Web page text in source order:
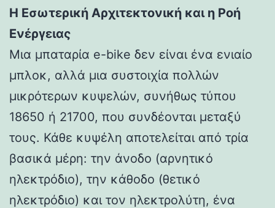
Η Εσωτερική Αρχιτεκτονική και η Ροή
Ενέργειας
Μια μπαταρία e-bike δεν είναι ένα ενιαίο
μπλοκ, αλλά μια συστοιχία πολλών
μικρότερων κυψελών, συνήθως τύπου
18650 ή 21700, που συνδέονται μεταξύ
τους. Κάθε κυψέλη αποτελείται από τρία
βασικά μέρη: την άνοδο (αρνητικό
ηλεκτρόδιο), την κάθοδο (θετικό
ηλεκτρόδιο) και τον ηλεκτρολύτη, ένα